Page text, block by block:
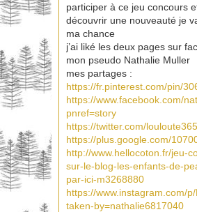
participer à ce jeu concours
découvrir une nouveauté je
ma chance
j’ai liké les deux pages sur
mon pseudo Nathalie Muller
mes partages :
https://fr.pinterest.com/pin/
https://www.facebook.com/
pnref=story
https://twitter.com/
https://plus.google.com/
http://www.hellocoton.fr/jeu-
sur-le-blog-les-enfants-de-
par-ici-m3268880
https://www.instagram.com/p/
taken-by=nathalie6817040